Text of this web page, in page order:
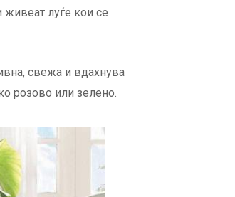
живеат луѓе кои се
свежа и вдахнува
розово или зелено.